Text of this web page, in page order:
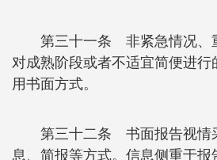
第三十一条 非紧急情况、
对成熟阶段或者不适宜简便进
用书面方式。
第三十二条 书面报告视情
息、简报等方式。信息侧重于